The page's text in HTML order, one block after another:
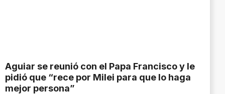
Aguiar se reunió con el Papa Francisco y le
pidió que “rece por Milei para que lo haga
mejor persona”